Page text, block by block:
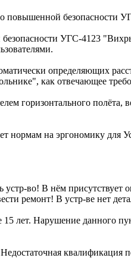
повышенной безопасности
УГС-4123
определяющих
как отвечающее
горизонтального
нормам на эргономику
во! В нём
ремонт! В устр-ве нет
Нарушение данного
квалификация